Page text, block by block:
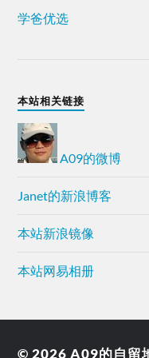
学爸优选
本站相关链接
A09的微博
Janet的新浪博客
本站新浪镜像
本站网易相册
© 2026A09的自留